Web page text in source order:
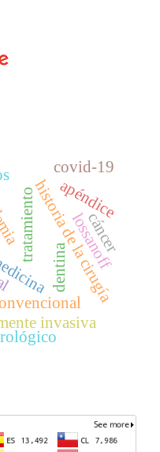
invasiva
historia de la cirugía
tratamiento
dentina
apéndice
lossanoff
covid-19
cáncer